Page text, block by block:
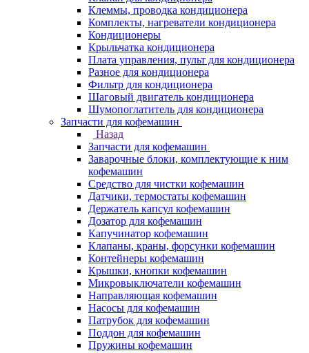
Клеммы, проводка кондиционера
Комплекты, нагреватели кондиционера
Кондиционеры
Крыльчатка кондиционера
Плата управления, пульт для кондиционера
Разное для кондиционера
Фильтр для кондиционера
Шаговый двигатель кондиционера
Шумопоглатитель для кондиционера
Запчасти для кофемашин
Назад
Запчасти для кофемашин
Заварочные блоки, комплектующие к ним
кофемашин
Средство для чистки кофемашин
Датчики, термостаты кофемашин
Держатель капсул кофемашин
Дозатор для кофемашин
Капучинатор кофемашин
Клапаны, краны, форсунки кофемашин
Контейнеры кофемашин
Крышки, кнопки кофемашин
Микровыключатели кофемашин
Направляющая кофемашин
Насосы для кофемашин
Патрубок для кофемашин
Поддон для кофемашин
Пружины кофемашин